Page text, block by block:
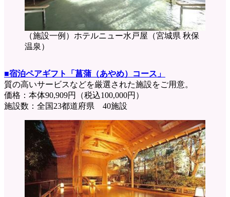
（施設一例）ホテルニュー水戸屋（宮城県 秋保
温泉）
■宿泊ペアギフト「菖蒲（あやめ）コース」
質の高いサービスなどを厳選された施設をご用意。
価格：本体90,909円（税込100,000円）
施設数：全国23都道府県 40施設